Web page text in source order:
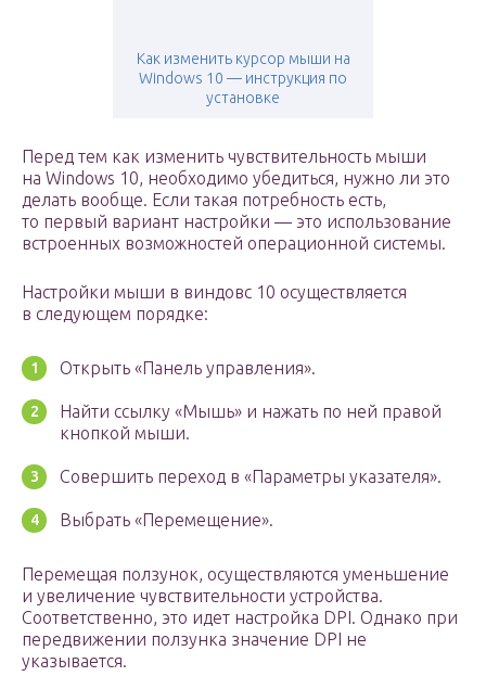
Как изменить курсор мыши на
Windows 10 — инструкция по
установке
Перед тем как изменить чувствительность мыши
на Windows 10, необходимо убедиться, нужно ли это
делать вообще. Если такая потребность есть,
то первый вариант настройки — это использование
встроенных возможностей операционной системы.
Настройки мыши в виндовс 10 осуществляется
в следующем порядке:
Открыть «Панель управления».
Найти ссылку «Мышь» и нажать по ней правой
кнопкой мыши.
Совершить переход в «Параметры указателя».
Выбрать «Перемещение».
Перемещая ползунок, осуществляются уменьшение
и увеличение чувствительности устройства.
Соответственно, это идет настройка DPI. Однако при
передвижении ползунка значение DPI не
указывается.